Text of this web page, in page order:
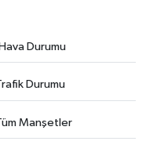
Hava Durumu
Durumu
Manşetler